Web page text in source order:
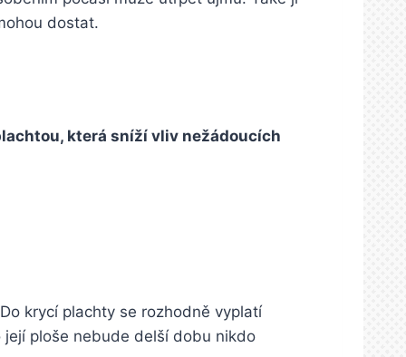
dostat.
která sníží vliv nežádoucích
krycí plachty se rozhodně vyplatí
ploše nebude delší dobu nikdo